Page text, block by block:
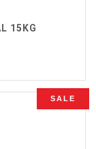
15KG
SALE